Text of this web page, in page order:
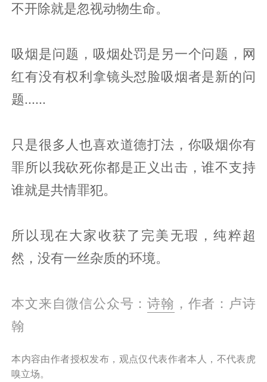
不开除就是忽视动物生命。
吸烟是问题，吸烟处罚是另一个问题，网
红有没有权利拿镜头怼脸吸烟者是新的问
题......
只是很多人也喜欢道德打法，你吸烟你有
罪所以我砍死你都是正义出击，谁不支持
谁就是共情罪犯。
所以现在大家收获了完美无瑕，纯粹超
然，没有一丝杂质的环境。
本文来自微信公众号：诗翰 ，作者：卢诗
翰
本内容由作者授权发布，观点仅代表作者本人，不代表虎
嗅立场。